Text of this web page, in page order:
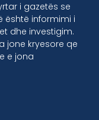
i gazetës se
është informimi i
dhe investigim.
jone kryesore qe
e jona